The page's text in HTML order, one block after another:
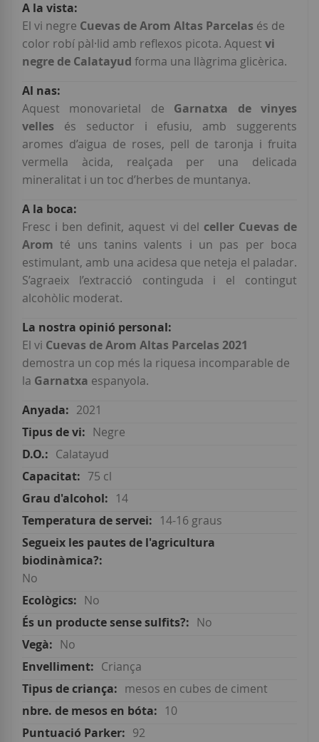
Més
informació
El vi negre Cuevas de Arom Altas Parcelas és de
color robí pàl·lid amb reflexos picota. Aquest vi
negre de Calatayud forma una llàgrima glicèrica.
Aquest monovarietal de Garnatxa de vinyes
velles és seductor i efusiu, amb suggerents
aromes d’aigua de roses, pell de taronja i fruita
vermella àcida, realçada per una delicada
mineralitat i un toc d’herbes de muntanya.
Fresc i ben definit, aquest vi del celler Cuevas de
Arom té uns tanins valents i un pas per boca
estimulant, amb una acidesa que neteja el paladar.
S’agraeix l’extracció continguda i el contingut
alcohòlic moderat.
El vi Cuevas de Arom Altas Parcelas 2021
demostra un cop més la riquesa incomparable de
la Garnatxa espanyola.
2021
Negre
Calatayud
75 cl
14
14-16 graus
No
No
No
No
Criança
mesos en cubes de ciment
10
92